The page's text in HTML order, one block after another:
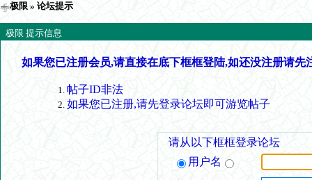
极限 » 论坛提示
极限 提示信息
如果您已注册会员,请直接在底下框框登陆,如还没注册请先
帖子ID非法
如果您已注册,请先登录论坛即可游览帖子
请从以下框框登录论坛
用户名